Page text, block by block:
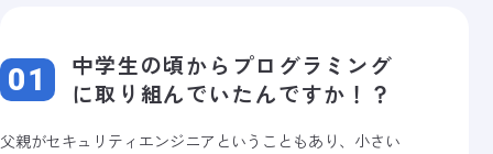
中学生の頃からプログラミング
に取り組んでいたんですか！？
父親がセキュリティエンジニアということもあり、小さい